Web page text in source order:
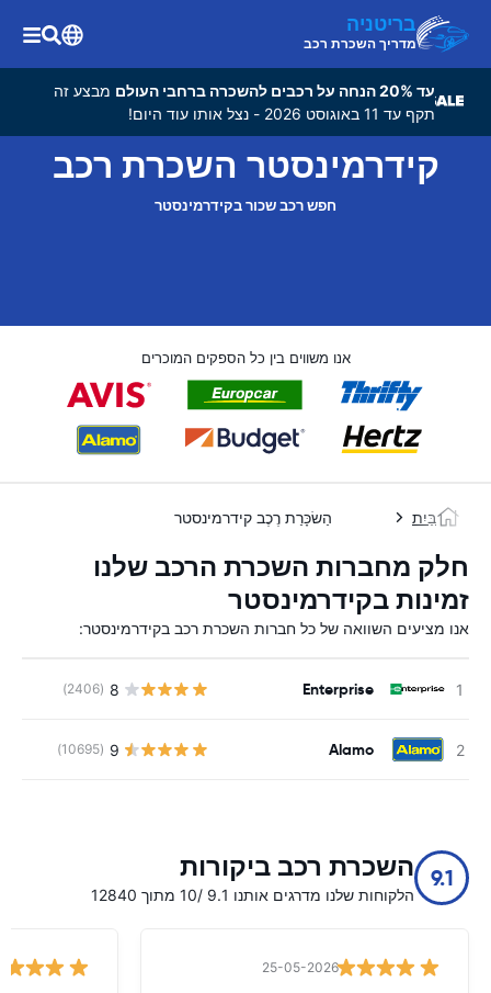
בריטניה
מדריך השכרת רכב
עד 20% הנחה על רכבים להשכרה ברחבי העולם
מבצע זה
תקף עד 11 באוגוסט 2026 - נצל אותו עוד היום!
קידרמינסטר השכרת רכב
חפש רכב שכור בקידרמינסטר
אנו משווים בין כל הספקים המוכרים
בַּיִת הַשׂכָּרַת רֶכֶב קידרמינסטר
חלק מחברות השכרת הרכב שלנו
זמינות בקידרמינסטר
אנו מציעים השוואה של כל חברות השכרת רכב בקידרמינסטר:
Enterprise
8
(2406)
Alamo
9
(10695)
9.1 השכרת רכב ביקורות
הלקוחות שלנו מדרגים אותנו 9.1 /10 מתוך 12840
25-05-2026